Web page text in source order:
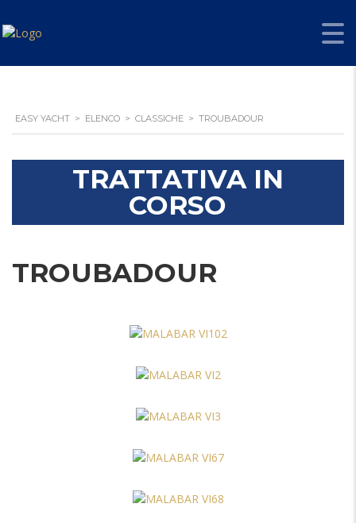
EASY YACHT > ELENCO > CLASSICHE > TROUBADOUR
TRATTATIVA IN
CORSO
TROUBADOUR